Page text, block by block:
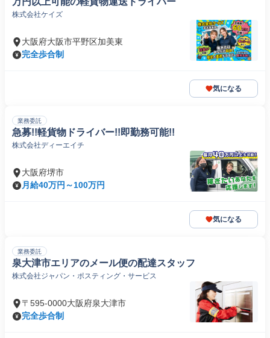
株式会社ケイズ
大阪府大阪市平野区加美東
完全歩合制
気になる
業務委託
急募!!軽貨物ドライバー!!即勤務可能!!
株式会社ディーエイチ
大阪府堺市
月給40万円～100万円
気になる
業務委託
泉大津市エリアのメール便の配達スタッフ
株式会社ジャパン・ポスティング・サービス
〒595-0000大阪府泉大津市
完全歩合制